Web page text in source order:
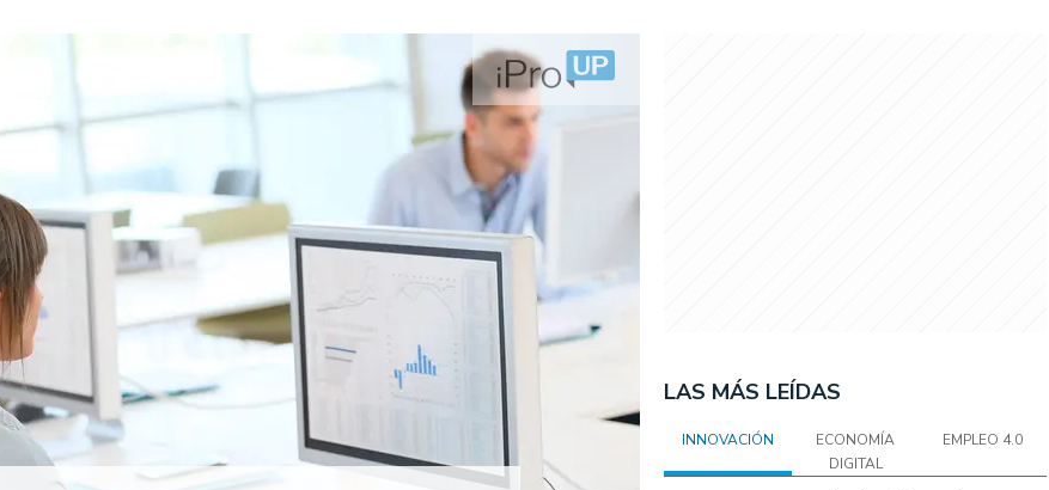
LAS MÁS LEÍDAS
INNOVACIÓN
ECONOMÍA
DIGITAL
EMPLEO 4.0